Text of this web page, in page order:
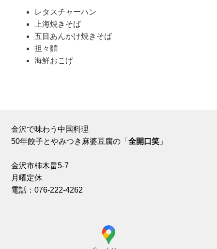
レタスチャーハン
上海焼きそば
五目あんかけ焼きそば
担々麵
海鮮おこげ
金沢で味わう中国料理
50年餃子とやみつき麻婆豆腐の「 全開口笑」
金沢市柿木畠5-7
月曜定休
電話：076-222-4262